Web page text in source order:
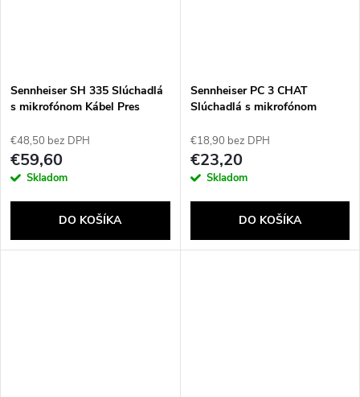
Sennheiser SH 335 Slúchadlá
s mikrofónom Kábel Pres
Strieborná
€48,50 bez DPH
€59,60
Skladom
DO KOŠÍKA
Sennheiser PC 3 CHAT
Slúchadlá s mikrofónom
€18,90 bez DPH
€23,20
Skladom
DO KOŠÍKA